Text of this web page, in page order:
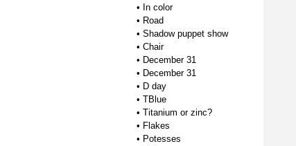
• In color
• Road
• Shadow puppet show
• Chair
• December 31
• December 31
• D day
• TBlue
• Titanium or zinc?
• Flakes
• Potesses